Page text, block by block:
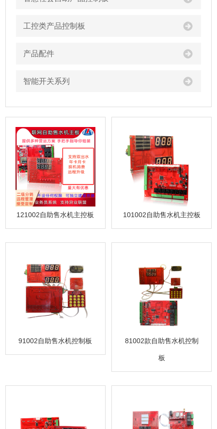
工控类产品控制板
产品配件
智能开关系列
121002自助售水机主控板 101002自助售水机主控板
91002自助售水机控制板 81002款自助售水机控制
板